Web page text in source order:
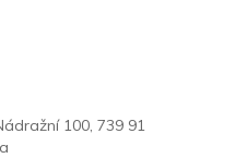
100, 739 91